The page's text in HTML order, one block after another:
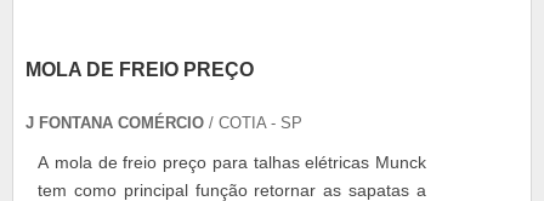
no segmento pela idoneidade em tudo que faz, o
clientes.
MOLA DE FREIO PREÇO
J FONTANA COMÉRCIO / COTIA - SP
A mola de freio preço para talhas elétricas Munck
tem como principal função retornar as sapatas a